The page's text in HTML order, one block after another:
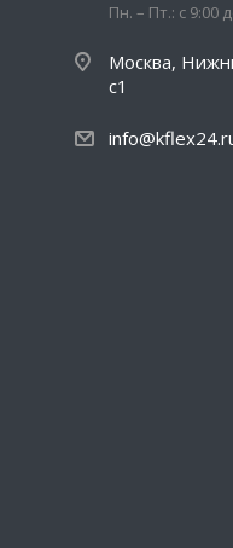
Пн. – Пт.: с 9:00
Москва,
с1